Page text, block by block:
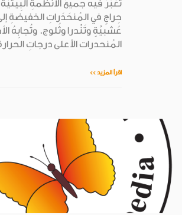
تَعْبُرُ فيه جميعَ الأنظمةِ
حِراجٍ في المُنحَدَراتِ الخفيضةِ
عُشبيَّةٍ وتَنْدرا وثُلوج. وتُجابِهُ
المُنحدرات الأعلى درجاتِ
اقرأ المزيد >>